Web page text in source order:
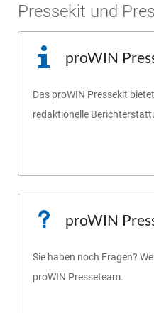
Pressekit und
proWIN
Das proWIN Pressekit
redaktionelle
proWIN
Sie haben noch Fragen?
proWIN Presseteam.